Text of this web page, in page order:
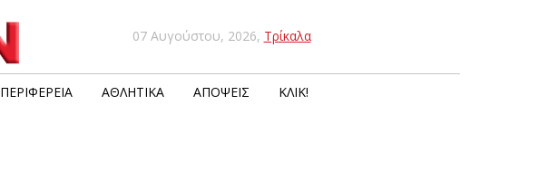
07 Αυγούστου, 2026, Τρίκαλα
ΠΕΡΙΦΈΡΕΙΑ ΑΘΛΗΤΙΚΆ ΑΠΌΨΕΙΣ ΚΛΙΚ!